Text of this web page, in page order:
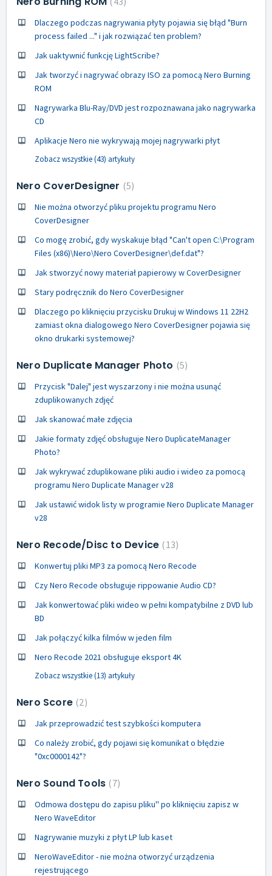
Dlaczego podczas nagrywania płyty pojawia się błąd "Burn
process failed ..." i jak rozwiązać ten problem?
Jak uaktywnić funkcję LightScribe?
Jak tworzyć i nagrywać obrazy ISO za pomocą Nero Burning
ROM
Nagrywarka Blu-Ray/DVD jest rozpoznawana jako nagrywarka
CD
Aplikacje Nero nie wykrywają mojej nagrywarki płyt
Zobacz wszystkie (43) artykuły
Nero CoverDesigner 5
Nie można otworzyć pliku projektu programu Nero
CoverDesigner
Co mogę zrobić, gdy wyskakuje błąd "Can't open C:\Program
Files (x86)\Nero\Nero CoverDesigner\def.dat"?
Jak stworzyć nowy materiał papierowy w CoverDesigner
Stary podręcznik do Nero CoverDesigner
Dlaczego po kliknięciu przycisku Drukuj w Windows 11 22H2
zamiast okna dialogowego Nero CoverDesigner pojawia się
okno drukarki systemowej?
Nero Duplicate Manager Photo 5
Przycisk "Dalej" jest wyszarzony i nie można usunąć
zduplikowanych zdjęć
Jak skanować małe zdjęcia
Jakie formaty zdjęć obsługuje Nero DuplicateManager
Photo?
Jak wykrywać zduplikowane pliki audio i wideo za pomocą
programu Nero Duplicate Manager v28
Jak ustawić widok listy w programie Nero Duplicate Manager
v28
Nero Recode/Disc to Device 13
Konwertuj pliki MP3 za pomocą Nero Recode
Czy Nero Recode obsługuje rippowanie Audio CD?
Jak konwertować pliki wideo w pełni kompatybilne z DVD lub
BD
Jak połączyć kilka filmów w jeden film
Nero Recode 2021 obsługuje eksport 4K
Zobacz wszystkie (13) artykuły
Nero Score 2
Jak przeprowadzić test szybkości komputera
Co należy zrobić, gdy pojawi się komunikat o błędzie
"0xc0000142"?
Nero Sound Tools 7
Odmowa dostępu do zapisu pliku'' po kliknięciu zapisz w
Nero WaveEditor
Nagrywanie muzyki z płyt LP lub kaset
NeroWaveEditor - nie można otworzyć urządzenia
rejestrującego